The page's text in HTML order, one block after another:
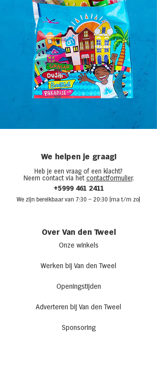
We helpen je graag!
Heb je een vraag of een klacht?
Neem contact via het contactformulier.
+5999 461 2411
We zijn bereikbaar van 7:30 – 20:30 (ma t/m zo)
Over Van den Tweel
Onze winkels
Werken bij Van den Tweel
Openingstijden
Adverteren bij Van den Tweel
Sponsoring